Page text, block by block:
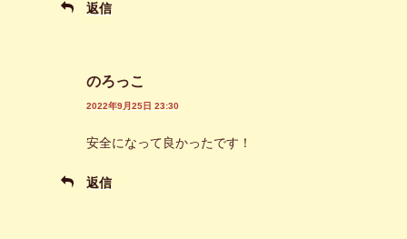
返信
のろっこ
2022年9月25日 23:30
安全になって良かったです！
返信